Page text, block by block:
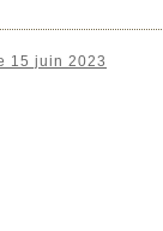
15 juin 2023